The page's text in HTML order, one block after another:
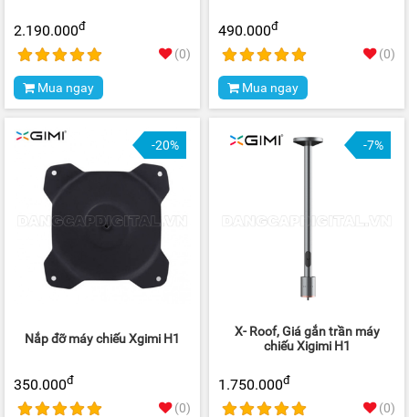
2.190.000đ
(0)
Mua ngay
490.000đ
(0)
Mua ngay
-20%
Nắp đỡ máy chiếu Xgimi H1
350.000đ
(0)
-7%
X- Roof, Giá gắn trần máy
chiếu Xigimi H1
1.750.000đ
(0)